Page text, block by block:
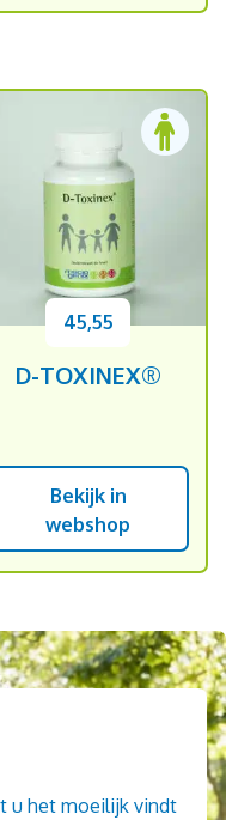
D-TOXINEX®
45,55
Bekijk in
webshop
u het moeilijk vindt